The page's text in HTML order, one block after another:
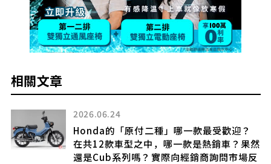
相關文章
歡迎？
車？果然
2026.04.19
Honda前衛設計的「高級Minivan」
前後滑動的「對開門」設計超方便！
超輕鬆的「ALMAS」是什麼？